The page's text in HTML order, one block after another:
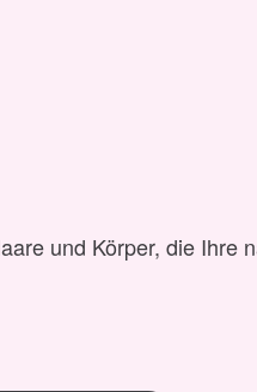
und Körper, die Ihre